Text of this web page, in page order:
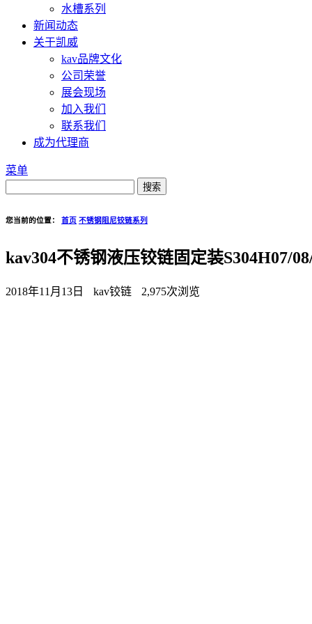
水槽系列
新闻动态
关于凯威
kav品牌文化
公司荣誉
展会现场
加入我们
联系我们
成为代理商
菜单
您当前的位置： 首页 不锈钢阻尼铰链系列
kav304不锈钢液压铰链固定装S304H07/
2018年11月13日 kav铰链 2,975次浏览